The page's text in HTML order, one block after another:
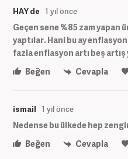
HAY de 1 yıl önce
Geçen sene %85 zam yapan
yaptılar. Hani bu ay
fazla enflasyon artı beş
Beğen
Cevapla
ismail 1 yıl önce
Nedense bu ülkede hep
Beğen
Cevapla